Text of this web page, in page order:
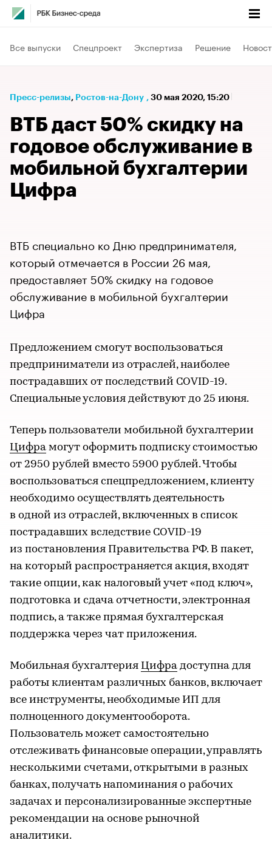
Все выпуски Спецпроект Экспертиза Решение
Пресс-релизы⁠, Ростов-на-Дону , 30 мая 2020, 15:20
ВТБ даст 50% скидку на
годовое обслуживание в
мобильной бухгалтерии
Цифра
ВТБ специально ко Дню предпринимателя,
который отмечается в России 26 мая,
предоставляет 50% скидку на годовое
обслуживание в мобильной бухгалтерии
Цифра
Предложением смогут воспользоваться
предприниматели из отраслей, наиболее
пострадавших от последствий COVID-19.
Специальные условия действуют до 25 июня.
Теперь пользователи мобильной бухгалтерии
Цифра могут оформить подписку стоимостью
от 2950 рублей вместо 5900 рублей. Чтобы
воспользоваться спецпредложением, клиенту
необходимо осуществлять деятельность
в одной из отраслей, включенных в список
пострадавших вследствие COVID-19
из постановления Правительства РФ. В пакет,
на который распространяется акция, входят
такие опции, как налоговый учет «под ключ»,
подготовка и сдача отчетности, электронная
подпись, а также прямая бухгалтерская
поддержка через чат приложения.
Мобильная бухгалтерия Цифра доступна для
работы клиентам различных банков, включает
все инструменты, необходимые ИП для
полноценного документооборота.
Пользователь может самостоятельно
отслеживать финансовые операции, управлять
несколькими счетами, открытыми в разных
банках, получать напоминания о рабочих
задачах и персонализированные экспертные
рекомендации на основе рыночной
аналитики.